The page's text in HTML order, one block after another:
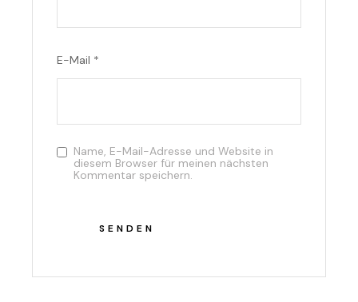
E-Mail *
Name, E-Mail-Adresse und Website in
diesem Browser für meinen nächsten
Kommentar speichern.
SENDEN